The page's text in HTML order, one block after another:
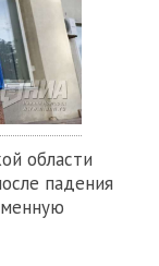
области
падения